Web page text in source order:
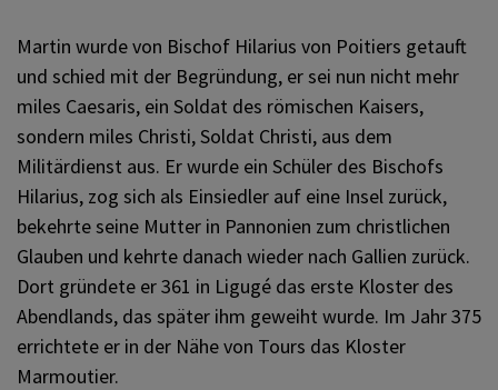
Martin wurde von Bischof Hilarius von Poitiers getauft
und schied mit der Begründung, er sei nun nicht mehr
miles Caesaris, ein Soldat des römischen Kaisers,
sondern miles Christi, Soldat Christi, aus dem
Militärdienst aus. Er wurde ein Schüler des Bischofs
Hilarius, zog sich als Einsiedler auf eine Insel zurück,
bekehrte seine Mutter in Pannonien zum christlichen
Glauben und kehrte danach wieder nach Gallien zurück.
Dort gründete er 361 in Ligugé das erste Kloster des
Abendlands, das später ihm geweiht wurde. Im Jahr 375
errichtete er in der Nähe von Tours das Kloster
Marmoutier.